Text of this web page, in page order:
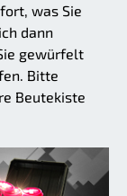
was Sie
dann
gewürfelt
Bitte
Beutekiste